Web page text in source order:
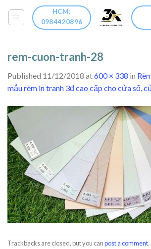
HCM:
0984420896
rem-cuon-tranh-28
Published 11/12/2018 at600 × 338 in
mẫu rèm in tranh 3đ cao cấp cho cửa sổ,
Trackbacks are closed, but you canpost a comment.